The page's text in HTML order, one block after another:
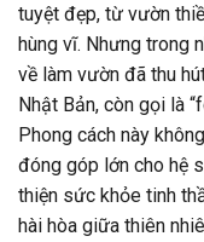
tuyệt đẹp, từ vườn
hùng vĩ. Nhưng trong
về làm vườn đã thu
Nhật Bản, còn gọi là
Phong cách này
đóng góp lớn cho hệ
thiện sức khỏe tinh
hài hòa giữa thiên